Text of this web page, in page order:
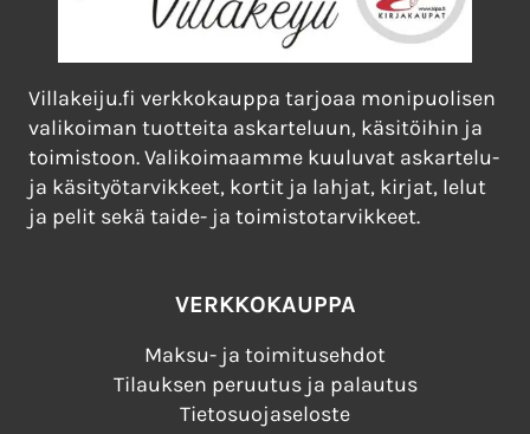
Villakeiju.fi verkkokauppa tarjoaa monipuolisen
valikoiman tuotteita askarteluun, käsitöihin ja
toimistoon. Valikoimaamme kuuluvat askartelu-
ja käsityötarvikkeet, kortit ja lahjat, kirjat, lelut
ja pelit sekä taide- ja toimistotarvikkeet.
VERKKOKAUPPA
Maksu- ja toimitusehdot
Tilauksen peruutus ja palautus
Tietosuojaseloste